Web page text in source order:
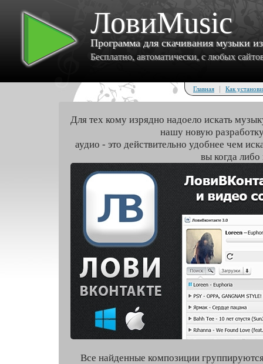
ЛовиMusic
Программа для скачивания музыки
Бесплатно, автоматически, с любых
Главная | Как
Для тех кому изрядно надоело искать
нашу новую
аудио - это действительно удобнее чем
вы когда либо
Все найденные композиции